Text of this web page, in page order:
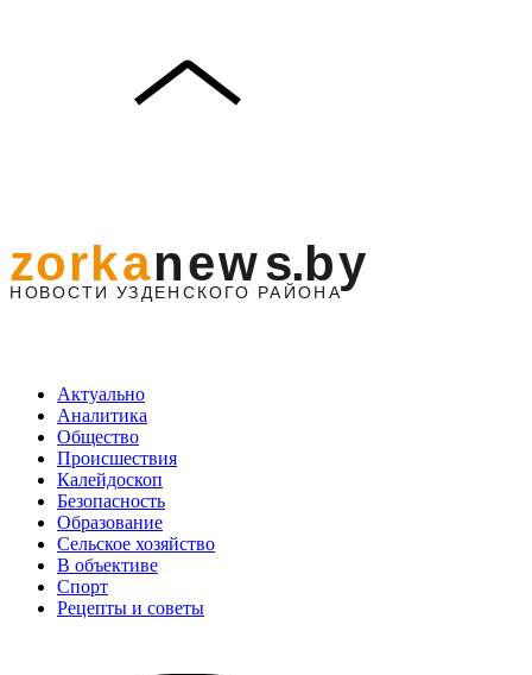
Актуально
Аналитика
Общество
Происшествия
Калейдоскоп
Безопасность
Образование
Сельское хозяйство
В объективе
Спорт
Рецепты и советы